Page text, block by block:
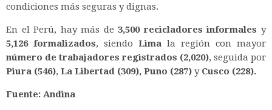
condiciones más seguras y dignas.
En el Perú, hay más de3,500 recicladores informales y
5,126 formalizados, siendo Lima la región con mayor
número de trabajadores registrados (2,020), seguida por
Piura (546), La Libertad (309), Puno (287) yCusco (228).
Fuente: Andina